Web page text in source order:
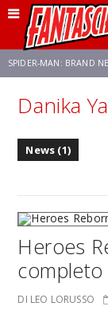
SPIDER-MAN: BRAND
FRANCO
Danika
News (1)
Heroes
DI LEO LORUSSO